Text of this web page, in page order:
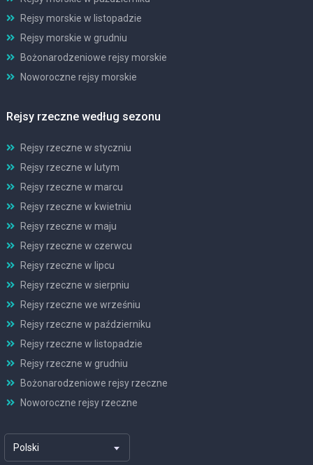
Rejsy morskie w listopadzie
Rejsy morskie w grudniu
Bożonarodzeniowe rejsy morskie
Noworoczne rejsy morskie
Rejsy rzeczne według sezonu
Rejsy rzeczne w styczniu
Rejsy rzeczne w lutym
Rejsy rzeczne w marcu
Rejsy rzeczne w kwietniu
Rejsy rzeczne w maju
Rejsy rzeczne w czerwcu
Rejsy rzeczne w lipcu
Rejsy rzeczne w sierpniu
Rejsy rzeczne we wrześniu
Rejsy rzeczne w październiku
Rejsy rzeczne w listopadzie
Rejsy rzeczne w grudniu
Bożonarodzeniowe rejsy rzeczne
Noworoczne rejsy rzeczne
Polski